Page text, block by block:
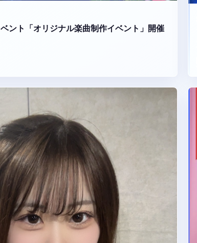
ント「オリジナル楽曲制作イベント」開催